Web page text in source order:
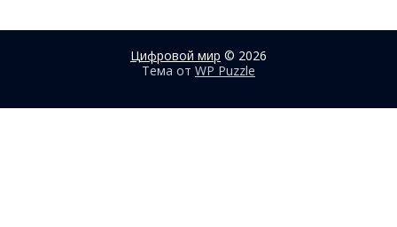
Цифровой мир © 2026
Тема от WP Puzzle